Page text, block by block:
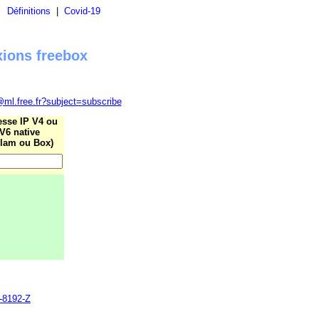
Définitions Covid-19
freebox
IP V4 ou
native
ou Box)
Z